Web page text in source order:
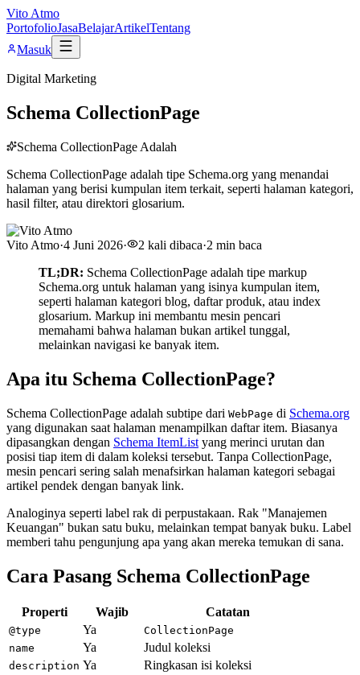
Vito Atmo
PortofolioJasaBelajarArtikelTentang
Masuk
Digital Marketing
Schema CollectionPage
Schema CollectionPage Adalah
Schema CollectionPage adalah tipe Schema.org yang menandai
halaman yang berisi kumpulan item terkait, seperti halaman kategori,
hasil filter, atau direktori glosarium.
Vito Atmo·4 Juni 2026· 2 kali dibaca·2 min baca
TL;DR: Schema CollectionPage adalah tipe markup
Schema.org untuk halaman yang isinya kumpulan item,
seperti halaman kategori blog, daftar produk, atau index
glosarium. Markup ini membantu mesin pencari
memahami bahwa halaman bukan artikel tunggal,
melainkan navigasi ke banyak item.
Apa itu Schema CollectionPage?
Schema CollectionPage adalah subtipe dari WebPage di Schema.org
yang digunakan saat halaman menampilkan daftar item. Biasanya
dipasangkan dengan Schema ItemList yang merinci urutan dan
posisi tiap item di dalam koleksi tersebut. Tanpa CollectionPage,
mesin pencari sering salah menafsirkan halaman kategori sebagai
artikel pendek dengan banyak link.
Analoginya seperti label rak di perpustakaan. Rak "Manajemen
Keuangan" bukan satu buku, melainkan tempat banyak buku. Label
memberi tahu pengunjung apa yang akan mereka temukan di sana.
Cara Pasang Schema CollectionPage
Properti Wajib Catatan
@type Ya
CollectionPage
name
Ya Judul koleksi
description Ya Ringkasan isi koleksi